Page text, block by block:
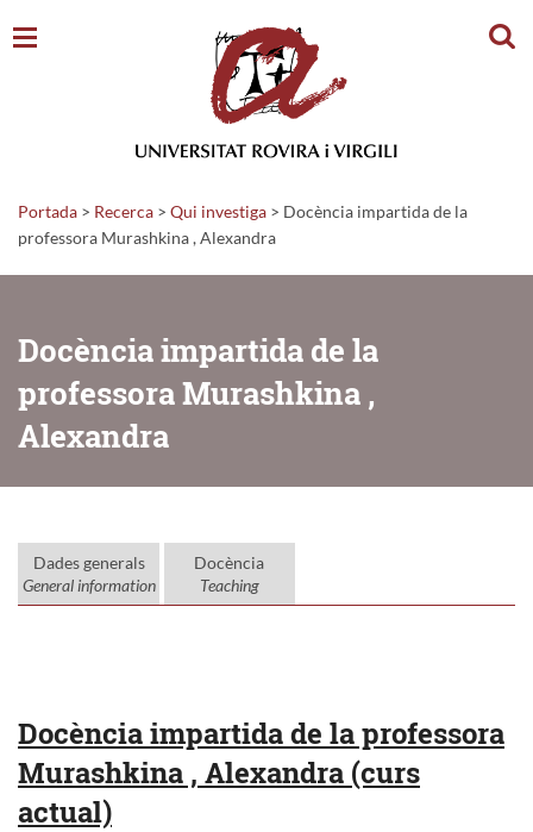
Portada > Recerca > Qui investiga > Docència impartida de la
professora Murashkina , Alexandra
Docència impartida de la
professora Murashkina ,
Alexandra
Dades generals
General information
Docència
Teaching
Docència impartida de la professora
Murashkina , Alexandra (curs
actual)